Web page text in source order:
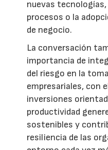
nuevas
procesos o la
de negocio.
La conversación
importancia de
del riesgo en la
empresariales, con
inversiones
productividad
sostenibles y
resiliencia de las